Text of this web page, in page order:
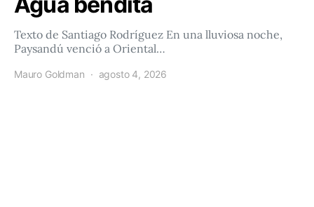
Texto de Santiago Rodríguez En una lluviosa noche,
Paysandú venció a Oriental…
Mauro Goldman agosto 4, 2026